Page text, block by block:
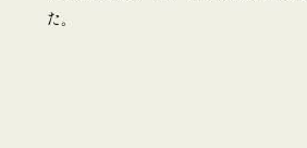
た。